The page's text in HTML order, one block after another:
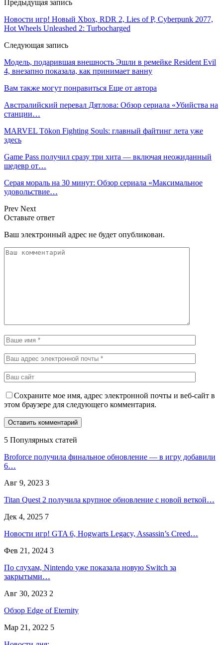
Предыдущая запись
Новости игр! Новый Xbox, RDR 2, Lies of P, Cyberpunk 2077,
Hot Wheels Unleashed 2: Turbocharged
Следующая запись
Модель, подарившая внешность Эшли в ремейке Resident Evil
4, внезапно показала, как принимает ванну
Вам также могут понравиться Еще от автора
Австралийский перевал Дятлова: Обзор сериала «Убийства на
станции…
MARVEL Tōkon Fighting Souls: главный файтинг лета уже
здесь
Game Pass получил сразу три хита — включая неожиданный
шедевр от…
Серая мораль на 30 минут: Обзор сериала «Максимальное
удовольствие…
Prev Next
Оставьте ответ
Ваш электронный адрес не будет опубликован.
Сохраните мое имя, адрес электронной почты и веб-сайт в
этом браузере для следующего комментария.
5 Популярных статей
Broforce получила финальное обновление — в игру добавили
6…
Авг 9, 2023 3
Titan Quest 2 получила крупное обновление с новой веткой…
Дек 4, 2025 7
Новости игр! GTA 6, Hogwarts Legacy, Assassin’s Creed…
Фев 21, 2024 3
По слухам, Nintendo уже показала новую Switch за
закрытыми…
Авг 30, 2023 2
Обзор Edge of Eternity
Мар 21, 2022 5